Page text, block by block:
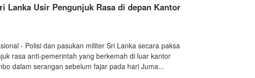
Lanka Usir Pengunjuk Rasa di depan Kantor
- Polisi dan pasukan militer Sri Lanka secara paksa
rasa anti-pemerintah yang berkemah di luar kantor
dalam serangan sebelum fajar pada hari Juma...